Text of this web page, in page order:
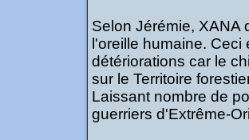
Selon Jérémie, XANA
l'oreille humaine.
détériorations car le
sur le Territoire
Laissant nombre de
guerriers d'Extrême-